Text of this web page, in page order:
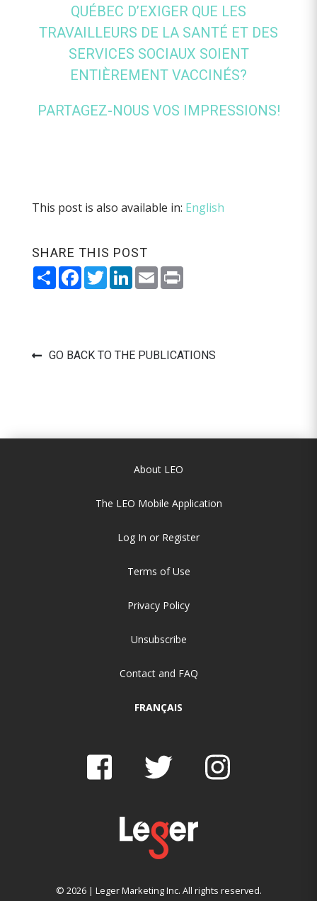
QUÉBEC D’EXIGER QUE LES
TRAVAILLEURS DE LA SANTÉ ET DES
SERVICES SOCIAUX SOIENT
ENTIÈREMENT VACCINÉS?
PARTAGEZ-NOUS VOS IMPRESSIONS!
This post is also available in: English
SHARE THIS POST
ShareFacebook
TwitterLinkedIn
EmailPrint
GO BACK TO THE PUBLICATIONS
About LEO
The LEO Mobile Application
Log In or Register
Terms of Use
Privacy Policy
Unsubscribe
Contact and FAQ
FRANÇAIS
© 2026 | Leger Marketing Inc. All rights reserved.